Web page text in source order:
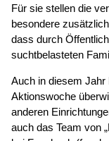
Für sie stellen die
besondere
dass durch
suchtbelasteten
Auch in diesem Jahr
Aktionswoche
anderen
auch das Team von